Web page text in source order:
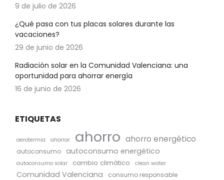
9 de julio de 2026
¿Qué pasa con tus placas solares durante las
vacaciones?
29 de junio de 2026
Radiación solar en la Comunidad Valenciana: una
oportunidad para ahorrar energía
16 de junio de 2026
ETIQUETAS
aerotermia ahorrar ahorro ahorro energético
autoconsumo autoconsumo energético
autoconsumo solar cambio climático clean water
Comunidad Valenciana consumo responsable